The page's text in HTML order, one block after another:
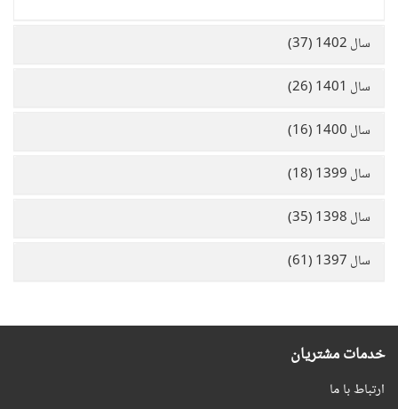
سال 1402 (37)
سال 1401 (26)
سال 1400 (16)
سال 1399 (18)
سال 1398 (35)
سال 1397 (61)
خدمات مشتریان
ارتباط با ما